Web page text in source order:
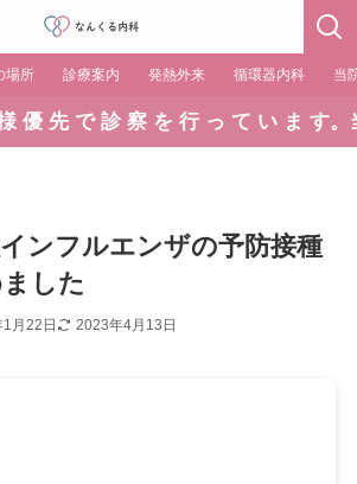
場所 診療案内 発熱外来 循環器内科 当
先 で 診 察 を 行 っ て い ま す。
ンフルエンザの予防接種
した
月22日 2023年4月13日